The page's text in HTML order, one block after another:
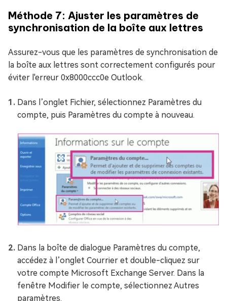
Méthode 7: Ajuster les paramètres de
synchronisation de la boîte aux lettres
Assurez-vous que les paramètres de synchronisation de
la boîte aux lettres sont correctement configurés pour
éviter l'erreur 0x8000ccc0e Outlook.
Dans l’onglet Fichier, sélectionnez Paramètres du
compte, puis Paramètres du compte à nouveau.
Dans la boîte de dialogue Paramètres du compte,
accédez à l’onglet Courrier et double-cliquez sur
votre compte Microsoft Exchange Server. Dans la
fenêtre Modifier le compte, sélectionnez Autres
paramètres.